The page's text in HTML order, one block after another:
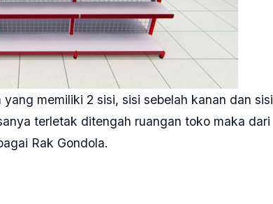
memiliki 2 sisi, sisi sebelah kanan dan sisi
terletak ditengah ruangan toko maka dari
Rak Gondola.